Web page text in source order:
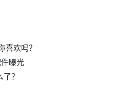
喜欢吗？
曝光
？